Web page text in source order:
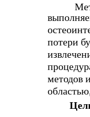
потери
методов